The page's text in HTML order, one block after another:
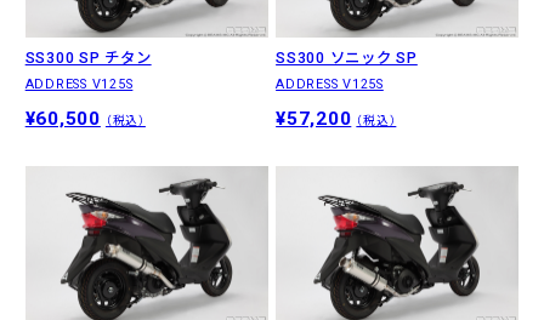
SS300 SP チタン
ADDRESS V125S
¥60,500 （税込）
SS300 ソニック SP
ADDRESS V125S
¥57,200 （税込）